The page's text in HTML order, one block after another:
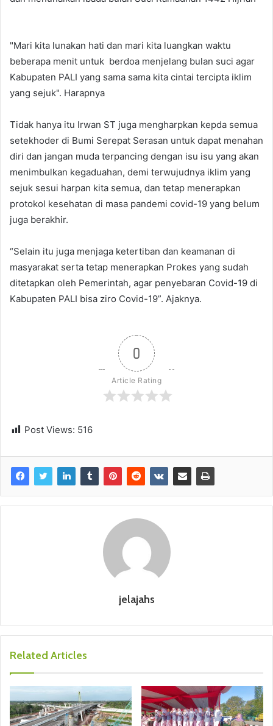
"Mari kita lunakan hati dan mari kita luangkan waktu
beberapa menit untuk berdoa menjelang bulan suci agar
Kabupaten PALI yang sama sama kita cintai tercipta iklim
yang sejuk". Harapnya
Tidak hanya itu Irwan ST juga mengharpkan kepda semua
setekhoder di Bumi Serepat Serasan untuk dapat menahan
diri dan jangan muda terpancing dengan isu isu yang akan
menimbulkan kegaduahan, demi terwujudnya iklim yang
sejuk sesui harpan kita semua, dan tetap menerapkan
protokol kesehatan di masa pandemi covid-19 yang belum
juga berakhir.
“Selain itu juga menjaga ketertiban dan keamanan di
masyarakat serta tetap menerapkan Prokes yang sudah
ditetapkan oleh Pemerintah, agar penyebaran Covid-19 di
Kabupaten PALI bisa ziro Covid-19”. Ajaknya.
0
Article Rating
Post Views: 516
jelajahs
Related Articles